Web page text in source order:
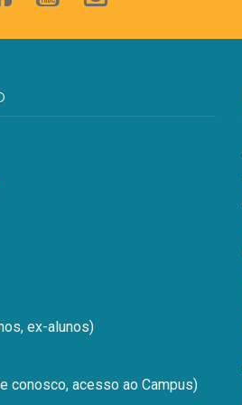
ex-alunos)
conosco, acesso ao Campus)